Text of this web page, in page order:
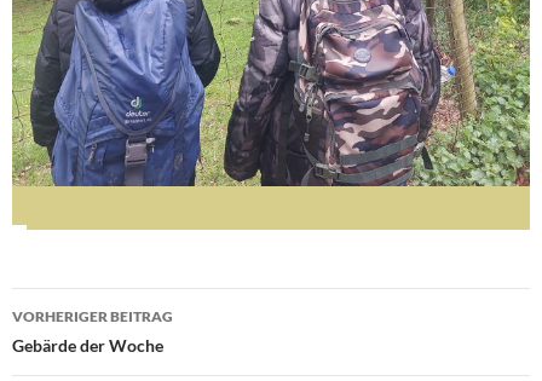
Beitragsnavigation
VORHERIGER BEITRAG
Gebärde der Woche